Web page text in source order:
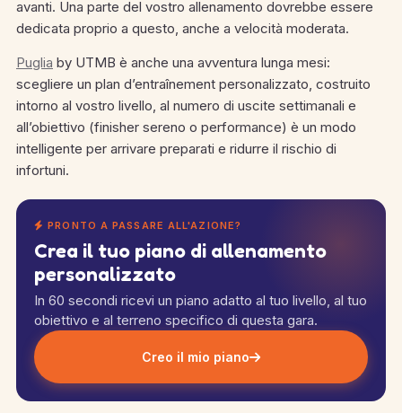
avanti. Una parte del vostro allenamento dovrebbe essere
dedicata proprio a questo, anche a velocità moderata.
Puglia by UTMB è anche una avventura lunga mesi:
scegliere un plan d’entraînement personalizzato, costruito
intorno al vostro livello, al numero di uscite settimanali e
all’obiettivo (finisher sereno o performance) è un modo
intelligente per arrivare preparati e ridurre il rischio di
infortuni.
PRONTO A PASSARE ALL'AZIONE?
Crea il tuo piano di allenamento
personalizzato
In 60 secondi ricevi un piano adatto al tuo livello, al tuo
obiettivo e al terreno specifico di questa gara.
Creo il mio piano